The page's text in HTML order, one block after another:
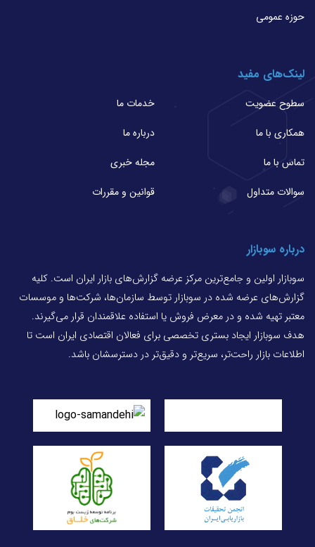
حوزه عمومی
لینک‌های مفید
سطوح عضویت
خدمات ما
همکاری با ما
درباره ما
تماس با ما
مجله خبری
سوالات متداول
قوانین و مقررات
درباره سوبازار
سوبازار اولین و جامع‌ترین مرکز عرضه گزارش‌های بازار ایران است. کلیه
گزارش‌های عرضه شده در سوبازار توسط سازمان‌ها، شرکت‌ها و موسسات
معتبر تهیه شده و در معرض فروش یا استفاده علاقمندان قرار می‌گیرند.
هدف سوبازار ایجاد بستری تخصصی برای فعالان اقتصادی ایران است تا
اطلاعات بازار راحت‌تر، سریع‌تر و دقیق‌تر در دسترسشان باشد.